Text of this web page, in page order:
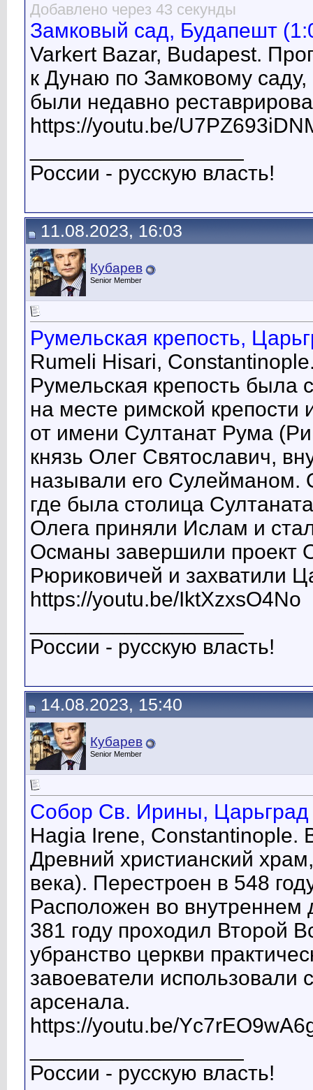
Добавлено через 43 секунды
Замковый сад, Будапешт
Varkert Bazar, Budapest.
к Дунаю по Замковому
были недавно
https://youtu.be/
России - русскую власть!
11.08.2023, 16:03
Кубарев
Senior Member
Румельская крепость,
Rumeli Hisari,
Румельская крепость была
на месте римской
от имени Султанат Рума
князь Олег Святославич,
называли его
где была столица
Олега приняли Ислам и
Османы завершили проект
Рюриковичей и захватили
https://youtu.be/IktXzxsO4No
России - русскую власть!
14.08.2023, 15:40
Кубарев
Senior Member
Собор Св. Ирины, Царьград
Hagia Irene, Constantinople.
Древний христианский
века). Перестроен в 548
Расположен во внутреннем
381 году проходил Второй
убранство церкви
завоеватели использовали
арсенала.
https://youtu.be/
России - русскую власть!